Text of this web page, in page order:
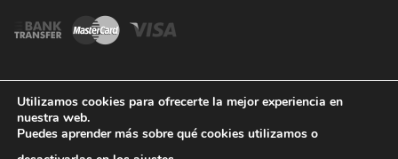
Utilizamos cookies para ofrecerte la mejor experiencia en
nuestra web.
Puedes aprender más sobre qué cookies utilizamos o